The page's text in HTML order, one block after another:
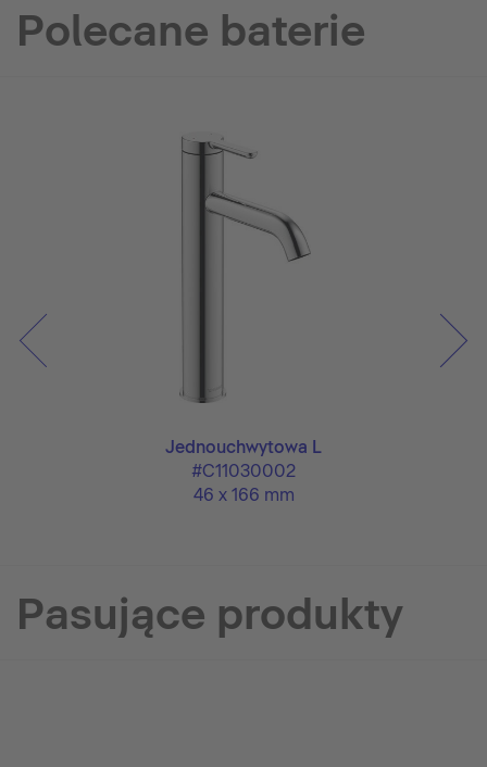
Polecane baterie
Jednouchwytowa L
#C11030002
46 x 166 mm
Pasujące produkty